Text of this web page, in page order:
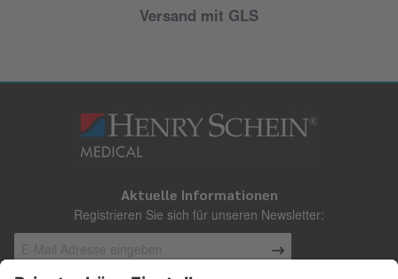
Versand mit GLS
Aktuelle Informationen
Registrieren Sie sich für unseren Newsletter: